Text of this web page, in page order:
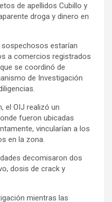
de apellidos Cubillo y
droga y dinero en
estarían
a comercios registrados
se coordinó de
de Investigación
el OIJ realizó un
fueron ubicadas
vincularían a los
en la zona.
decomisaron dos
dosis de crack y
mientras las